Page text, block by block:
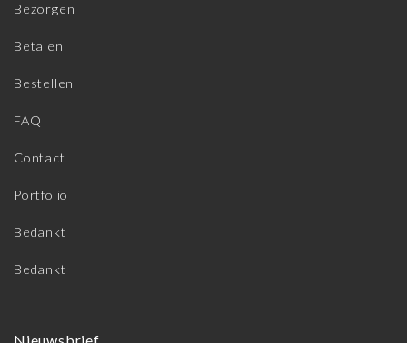
Bezorgen
Betalen
Bestellen
FAQ
Contact
Portfolio
Bedankt
Bedankt